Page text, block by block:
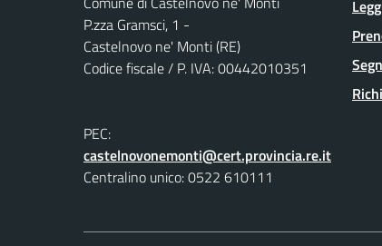
P.zza Gramsci, 1 -
Castelnovo ne' Monti (RE)
Codice fiscale / P. IVA: 00442010351
PEC:
castelnovonemonti@cert.provincia.re.it
Centralino unico: 0522 610111